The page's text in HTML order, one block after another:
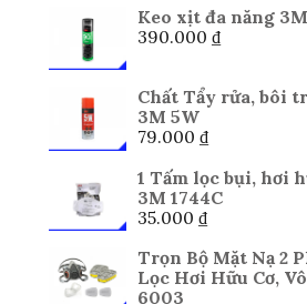
Keo xịt đa năng
390.000 ₫
Chất Tẩy rửa, bôi
3M 5W
79.000 ₫
1 Tấm lọc bụi, hơi
3M 1744C
35.000 ₫
Trọn Bộ Mặt Nạ 2
Lọc Hơi Hữu Cơ,
6003